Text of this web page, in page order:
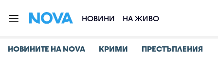
НОВИНИ НА ЖИВО
НОВИНИТЕ НА NOVA КРИМИ ПРЕСТЪПЛЕНИЯ